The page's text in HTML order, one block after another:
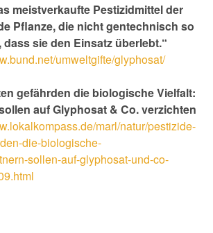
meistverkaufte Pestizidmittel der
Pflanze, die nicht gentechnisch so
sie den Einsatz überlebt.“
umweltgifte/glyphosat/
gefährden die biologische Vielfalt:
auf Glyphosat & Co. verzichten
marl/natur/pestizide-
die-biologische-
sollen-auf-glyphosat-und-co-